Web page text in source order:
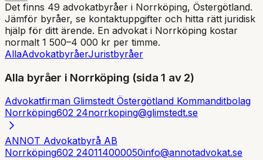
Det finns 49 advokatbyråer i Norrköping, Östergötland.
Jämför byråer, se kontaktuppgifter och hitta rätt juridisk
hjälp för ditt ärende. En advokat i Norrköping kostar
normalt 1 500–4 000 kr per timme.
AllaAdvokatbyråerJuristbyråer
Alla byråer i Norrköping (sida 1 av 2)
Advokatfirman Glimstedt Östergötland Kommanditbolag
Norrköping602 24norrkoping@glimstedt.se
ANNOT Advokatbyrå AB
Norrköping602 240114000050info@annotadvokat.se